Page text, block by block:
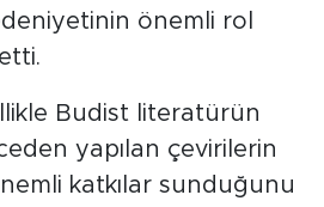
önemli rol
Budist literatürün
yapılan çevirilerin
katkılar sunduğunu